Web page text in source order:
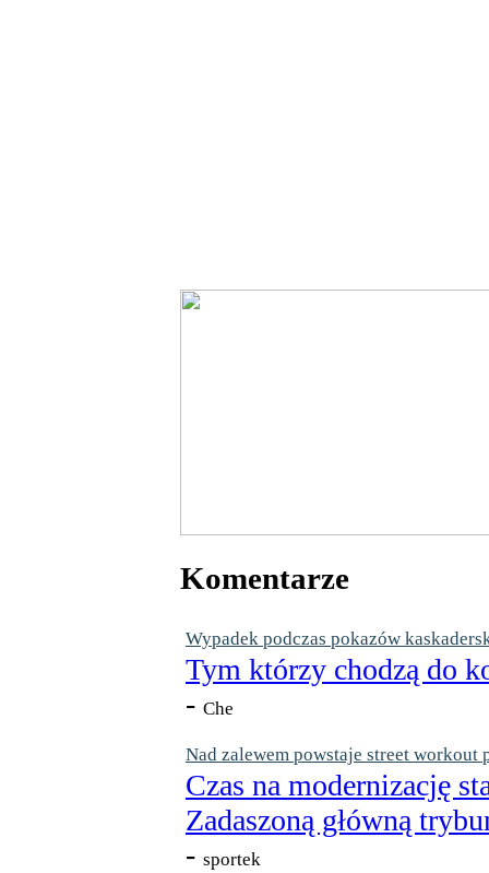
Komentarze
Wypadek podczas pokazów
Tym którzy chodzą do
- Che
Nad zalewem powstaje street workout
Czas na modernizację
Zadaszoną główną
- sportek